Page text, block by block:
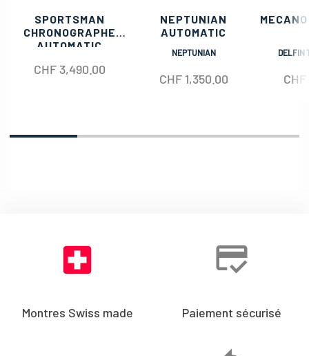
SPORTSMAN
CHRONOGRAPHE
AUTOMATIC
CHF3,490.00
NEPTUNIAN
AUTOMATIC
NEPTUNIAN
CHF1,350.00
DELFIN
CHF
Montres Swiss made Paiement sécurisé